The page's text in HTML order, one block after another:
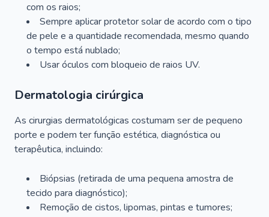
com os raios;
Sempre aplicar protetor solar de acordo com o tipo
de pele e a quantidade recomendada, mesmo quando
o tempo está nublado;
Usar óculos com bloqueio de raios UV.
Dermatologia cirúrgica
As cirurgias dermatológicas costumam ser de pequeno
porte e podem ter função estética, diagnóstica ou
terapêutica, incluindo:
Biópsias (retirada de uma pequena amostra de
tecido para diagnóstico);
Remoção de cistos, lipomas, pintas e tumores;